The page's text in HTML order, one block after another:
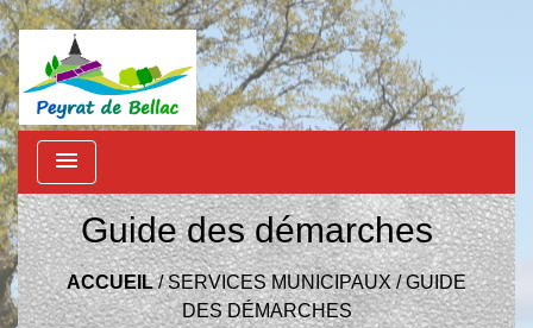
menu
Guide des démarches
ACCUEIL/SERVICES MUNICIPAUX/GUIDE
DES DÉMARCHES